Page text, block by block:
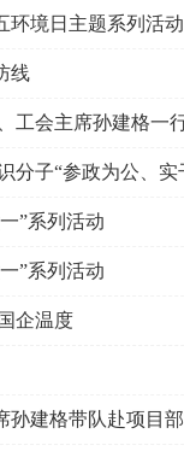
环境日主题系列活动
线
工会主席孙建格一
分子“参政为公、实
”系列活动
”系列活动
企温度
建格带队赴项目